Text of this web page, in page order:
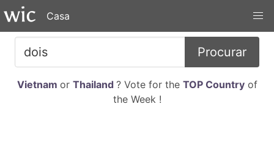
Casa
Procurar
Vietnam or Thailand ? Vote for the TOP Countryof
the Week !